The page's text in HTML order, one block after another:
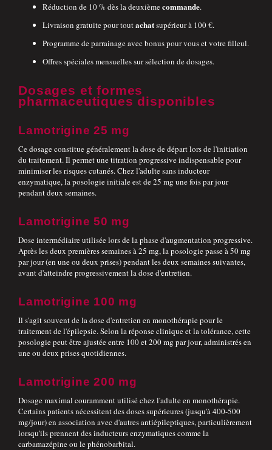
Réduction de 10 % dès la deuxièmecommande.
Livraison gratuite pour toutachatsupérieur à 100 €.
Programme de parrainage avec bonus pour vous et votre filleul.
Offres spéciales mensuelles sur sélection de dosages.
Dosages et formes
pharmaceutiques disponibles
Lamotrigine 25 mg
Ce dosage constitue généralement la dose de départ lors de l'initiation
du traitement. Il permet une titration progressive indispensable pour
minimiser les risques cutanés. Chez l'adulte sans inducteur
enzymatique, la posologie initiale est de 25 mg une fois par jour
pendant deux semaines.
Lamotrigine 50 mg
Dose intermédiaire utilisée lors de la phase d'augmentation progressive.
Après les deux premières semaines à 25 mg, la posologie passe à 50 mg
par jour (en une ou deux prises) pendant les deux semaines suivantes,
avant d'atteindre progressivement la dose d'entretien.
Lamotrigine 100 mg
Il s'agit souvent de la dose d'entretien en monothérapie pour le
traitement de l'épilepsie. Selon la réponse clinique et la tolérance, cette
posologie peut être ajustée entre 100 et 200 mg par jour, administrés en
une ou deux prises quotidiennes.
Lamotrigine 200 mg
Dosage maximal couramment utilisé chez l'adulte en monothérapie.
Certains patients nécessitent des doses supérieures (jusqu'à 400-500
mg/jour) en association avec d'autres antiépileptiques, particulièrement
lorsqu'ils prennent des inducteurs enzymatiques comme la
carbamazépine ou le phénobarbital.